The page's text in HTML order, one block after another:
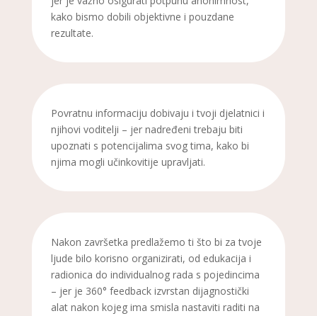
kako bismo dobili objektivne i pouzdane
rezultate.
Povratnu informaciju dobivaju i tvoji djelatnici i
njihovi voditelji – jer nadređeni trebaju biti
upoznati s potencijalima svog tima, kako bi
njima mogli učinkovitije upravljati.
Nakon završetka predlažemo ti što bi za tvoje
ljude bilo korisno organizirati, od edukacija i
radionica do individualnog rada s pojedincima
– jer je 360° feedback izvrstan dijagnostički
alat nakon kojeg ima smisla nastaviti raditi na